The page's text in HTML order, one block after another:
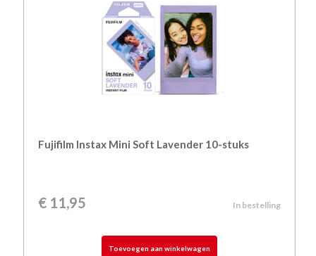
Fujifilm Instax Mini Soft Lavender 10-stuks
€11,95 In bestelling
Toevoegen aan winkelwagen